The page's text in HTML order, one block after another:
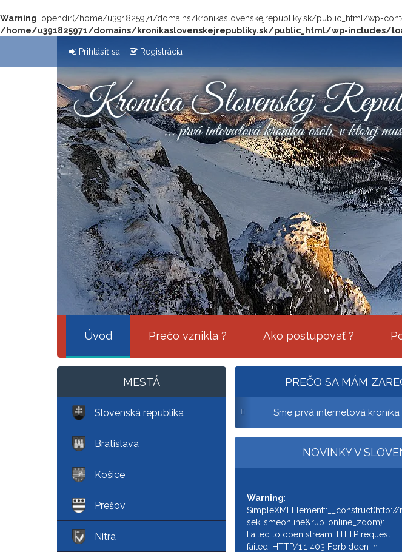
Warning: opendir(/home/u391825971/domains/kronikaslovenskejrepubliky.sk/public_html/wp-
/home/u391825971/domains/kronikaslovenskejrepubliky.sk/public_html/wp-includes/
Prihlásiť sa Registrácia
Úvod Prečo vznikla ? Ako postupovať ?
MESTÁ
Slovenská republika
Bratislava
Košice
Prešov
Nitra
PREČO SA MÁM
Sme prvá internetová
NOVINKY V
Warning:
sek=smeonline&rub=online_zdom):
Failed to open stream: HTTP request
failed! HTTP/1.1 403 Forbidden in